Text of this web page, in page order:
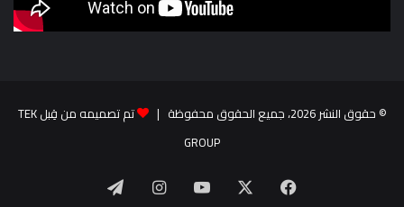
© حقوق النشر 2026، جميع الحقوق محفوظة |
تم تصميمه من قِبل TEK
GROUP
فيسبوك ‫YouTubeانستقرامتيلقرام